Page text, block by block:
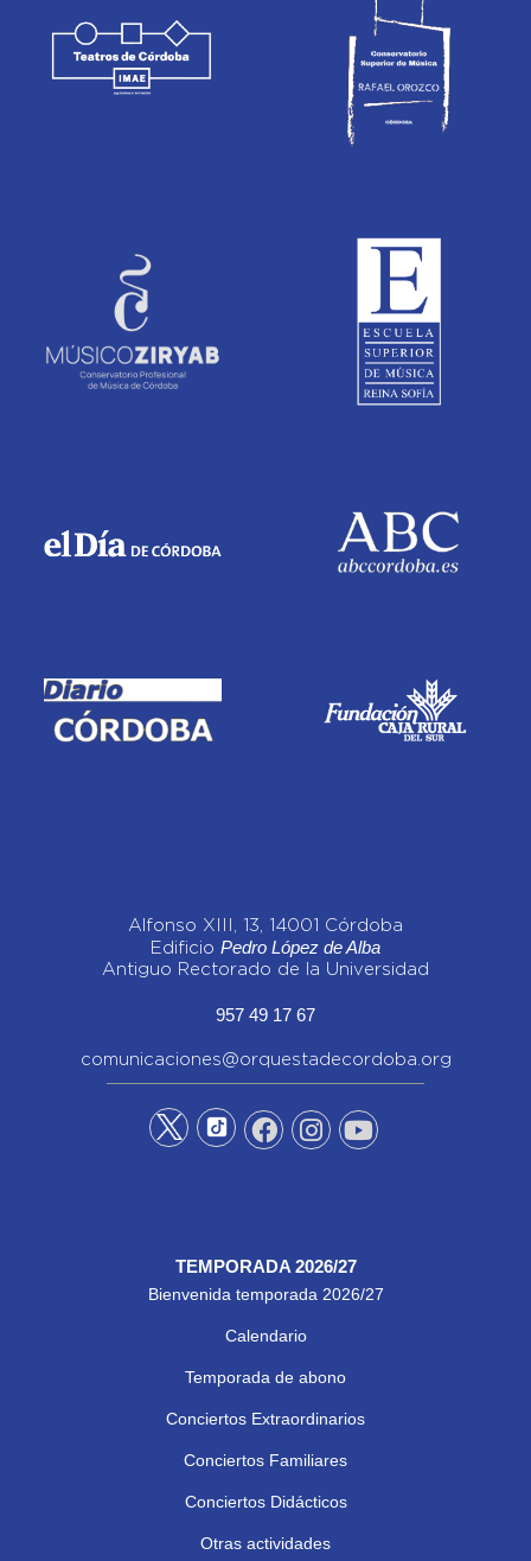
Alfonso XIII, 13, 14001 Córdoba
Edificio Pedro López de Alba
Antiguo Rectorado de la Universidad
957 49 17 67
comunicaciones@orquestadecordoba.org
TEMPORADA 2026/27
Bienvenida temporada 2026/27
Calendario
Temporada de abono
Conciertos Extraordinarios
Conciertos Familiares
Conciertos Didácticos
Otras actividades